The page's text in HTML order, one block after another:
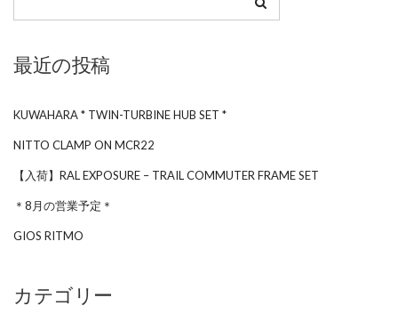
最近の投稿
KUWAHARA * TWIN-TURBINE HUB SET *
NITTO CLAMP ON MCR22
【入荷】RAL EXPOSURE – TRAIL COMMUTER FRAME SET
＊8月の営業予定＊
GIOS RITMO
カテゴリー